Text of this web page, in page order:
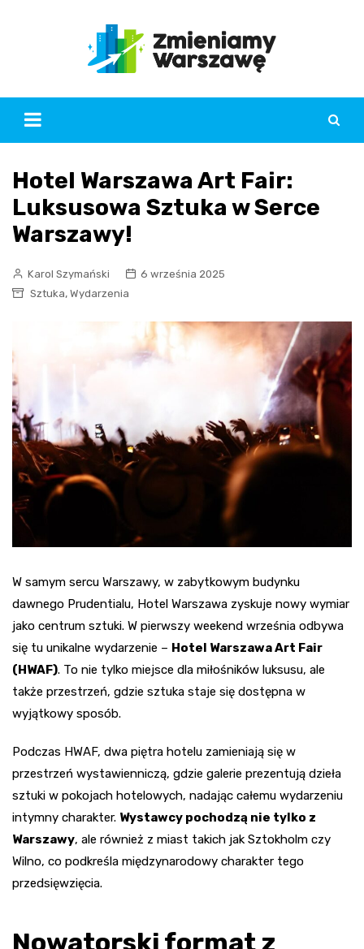
Hotel Warszawa Art Fair:
Luksusowa Sztuka w Serce
Warszawy!
Karol Szymański
6 września 2025
Sztuka, Wydarzenia
W samym sercu Warszawy, w zabytkowym budynku
dawnego Prudentialu, Hotel Warszawa zyskuje nowy wymiar
jako centrum sztuki. W pierwszy weekend września odbywa
się tu unikalne wydarzenie – Hotel Warszawa Art Fair
(HWAF). To nie tylko miejsce dla miłośników luksusu, ale
także przestrzeń, gdzie sztuka staje się dostępna w
wyjątkowy sposób.
Podczas HWAF, dwa piętra hotelu zamieniają się w
przestrzeń wystawienniczą, gdzie galerie prezentują dzieła
sztuki w pokojach hotelowych, nadając całemu wydarzeniu
intymny charakter. Wystawcy pochodzą nie tylko z
Warszawy, ale również z miast takich jak Sztokholm czy
Wilno, co podkreśla międzynarodowy charakter tego
przedsięwzięcia.
Nowatorski format z